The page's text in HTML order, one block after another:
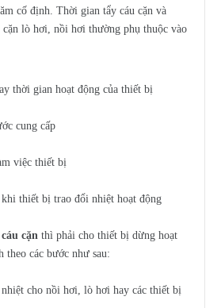
cố định. Thời gian tẩy cáu cặn và
cặn lò hơi, nồi hơi thường phụ thuộc vào
thời gian hoạt động của thiết bị
cung cấp
việc thiết bị
thiết bị trao đổi nhiệt hoạt động
cặn thì phải cho thiết bị dừng hoạt
theo các bước như sau:
cho nồi hơi, lò hơi hay các thiết bị